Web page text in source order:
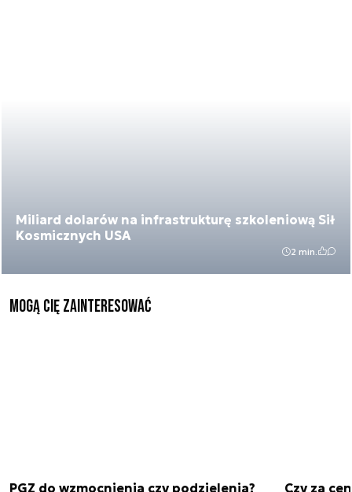
Miliard dolarów na infrastrukturę szkoleniową Sił
Kosmicznych USA
2 min.
Mogą Cię zainteresować
PGZ do wzmocnienia czy podzielenia?
Czy za